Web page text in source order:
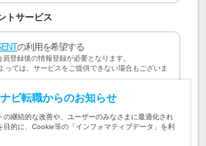
トサービス
の利用を希望する
登録後の情報登録が必要となります。
っては、サービスをご提供できない場合もございま
ビ転職 会員規約
マイナビ転職AGENT
転職AGENT 個人情報の取り扱い および
ビ転職からのお知らせ
の継続的な改善や、ユーザーのみなさまに最適化され
目的に、Cookie等の「インフォマティブデータ」を利